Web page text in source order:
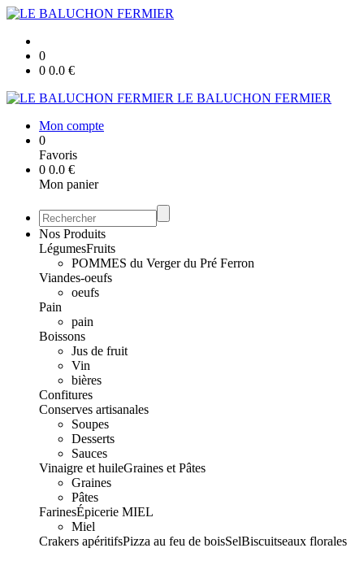
0
0 0.0 €
LE BALUCHON FERMIER
Mon compte
0
Favoris
0 0.0 €
Mon panier
Nos Produits
LégumesFruits
POMMES du Verger du Pré Ferron
Viandes-oeufs
oeufs
Pain
pain
Boissons
Jus de fruit
Vin
bières
Confitures
Conserves artisanales
Soupes
Desserts
Sauces
Vinaigre et huileGraines et Pâtes
Graines
Pâtes
FarinesÉpicerie MIEL
Miel
Crakers apéritifsPizza au feu de boisSelBiscuitseaux florales